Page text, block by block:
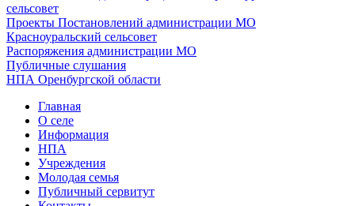
сельсовет
Проекты Постановлений администрации МО
Красноуральский сельсовет
Распоряжения администрации МО
Публичные слушания
НПА Оренбургской области
Главная
О селе
Информация
НПА
Учреждения
Молодая семья
Публичный сервитут